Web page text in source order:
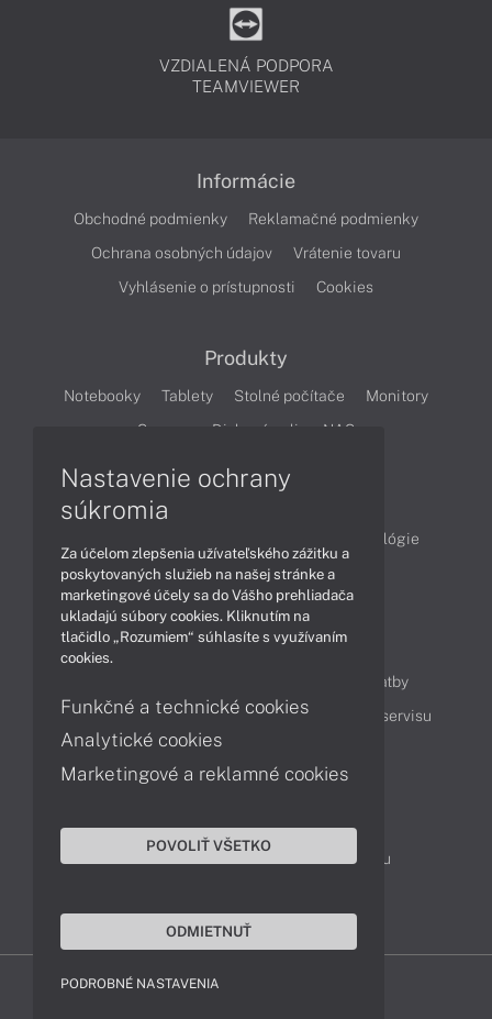
VZDIALENÁ PODPORA
TEAMVIEWER
Informácie
Obchodné podmienky
Reklamačné podmienky
Ochrana osobných údajov
Vrátenie tovaru
Vyhlásenie o prístupnosti
Cookies
Produkty
Notebooky Tablety Stolné počítače
Monitory
Servery
Diskové polia a NAS
Technológie
Videá
Obsah
Možnosti doručenia a platby
Podpora a servis
Servisné služby Cenník servisu
Kontakty
043 4224 771
Obchodné oddelenie
Reklamácia tovaru
Nastavenie ochrany
súkromia
Za účelom zlepšenia užívateľského zážitku a
poskytovaných služieb na našej stránke a
marketingové účely sa do Vášho prehliadača
ukladajú súbory cookies. Kliknutím na
tlačidlo „Rozumiem“ súhlasíte s využívaním
cookies.
Funkčné a technické cookies
Analytické cookies
Marketingové a reklamné cookies
POVOLIŤ VŠETKO
ODMIETNUŤ
PODROBNÉ NASTAVENIA